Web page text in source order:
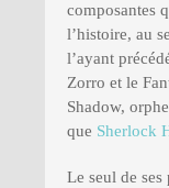
composantes
l’histoire, au
l’ayant
Zorro et le
Shadow,
que Sherlock
Le seul de